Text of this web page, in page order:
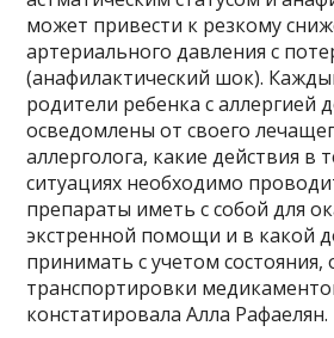
может привести к резкому
артериального давления с
(анафилактический шок).
родители ребенка с аллергией
осведомлены от своего
аллерголога, какие действия в
ситуациях необходимо
препараты иметь с собой для
экстренной помощи и в какой
принимать с учетом состояния,
транспортировки
констатировала Алла Рафаелян.